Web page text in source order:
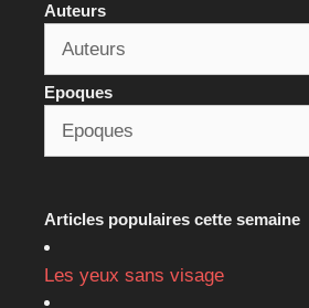
Auteurs
Epoques
Articles populaires cette semaine
Les yeux sans visage